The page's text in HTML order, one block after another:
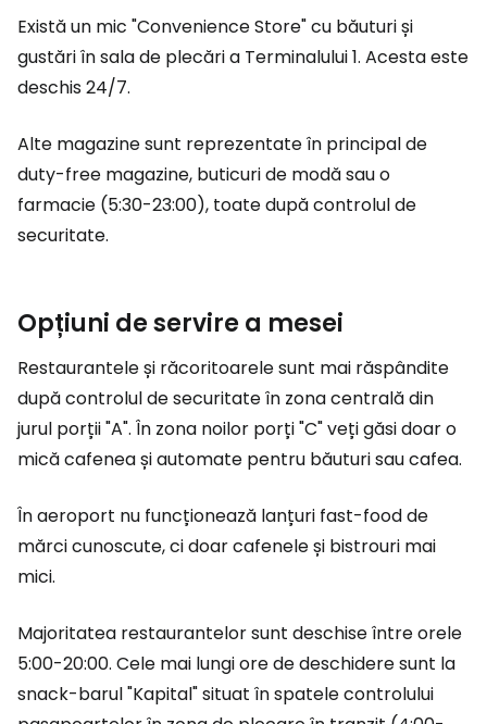
Există un mic "Convenience Store"cu băuturi și
gustări în sala de plecări a Terminalului 1. Acesta este
deschis 24/7.
Alte magazine sunt reprezentate în principal de
duty-free magazine, buticuri de modă sau o
farmacie (5:30-23:00), toate după controlul de
securitate.
Opțiuni de servire a mesei
Restaurantele și răcoritoarele sunt mai răspândite
după controlul de securitate în zona centrală din
jurul porții "A". În zona noilor porți "C" veți găsi doar o
mică cafenea și automate pentru băuturi sau cafea.
În aeroport nu funcționează lanțuri fast-food de
mărci cunoscute, ci doar cafenele și bistrouri mai
mici.
Majoritatea restaurantelor sunt deschise între orele
5:00-20:00. Cele mai lungi ore de deschidere sunt la
snack-barul "Kapital" situat în spatele controlului